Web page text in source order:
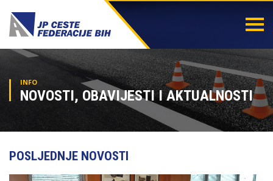
INFO
NOVOSTI, OBAVIJESTI I AKTUALNOSTI
POSLJEDNJE NOVOSTI